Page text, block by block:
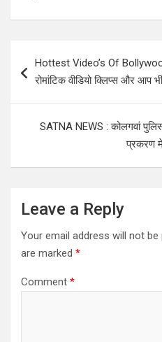
navigation
Hottest Video’s Of
रोमांटिक वीडियो क्लिप्स और आप
SATNA NEWS : कोलगवां
प्रकरण में
Leave a Reply
Your email address will not be
are marked *
Comment *